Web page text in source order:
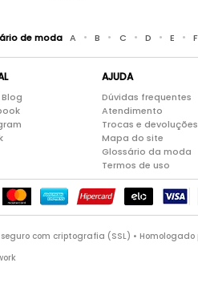
de moda A • B • C • D • E • F
AJUDA
Dúvidas frequentes
Atendimento
Trocas e devoluções
Mapa do site
Glossário da moda
Termos de uso
com criptografia (SSL) • Homologado